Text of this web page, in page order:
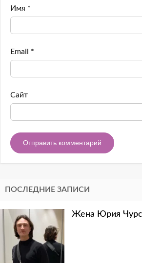
Имя *
Email *
Сайт
ПОСЛЕДНИЕ ЗАПИСИ
Жена Юрия